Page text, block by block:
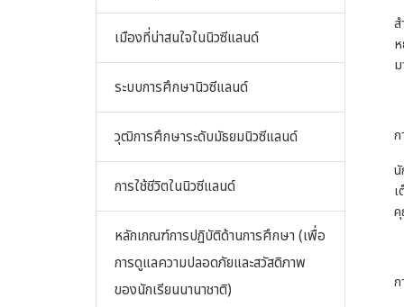
เมืองที่น่าสนใจในนิวซีแลนด์
ระบบการศึกษานิวซีแลนด์
วุฒิการศึกษาระดับมัธยมนิวซีแลนด์
การใช้ชีวิตในนิวซีแลนด์
หลักเกณฑ์การปฏิบัติด้านการศึกษา (เพื่อ
การดูแลความปลอดภัยและสวัสดิภาพ
ของนักเรียนนานาชาติ)
ก